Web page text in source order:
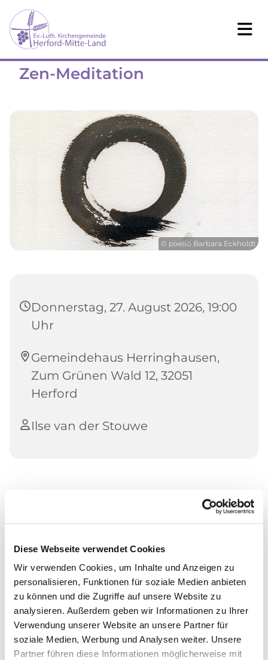
Diese Webseite verwendet Cookies
Wir verwenden Cookies, um Inhalte und Anzeigen zu
personalisieren, Funktionen für soziale Medien anbieten
zu können und die Zugriffe auf unsere Website zu
analysieren. Außerdem geben wir Informationen zu Ihrer
Verwendung unserer Website an unsere Partner für
soziale Medien, Werbung und Analysen weiter. Unsere
Partner führen diese Informationen möglicherweise mit
Zen-Meditation
© pixelio Barbara Eckholdt
Donnerstag, 27. August 2026, 19:00
Uhr
Gemeindehaus Herringhausen,
Zum Grünen Wald 12, 32051
Herford
Ilse van der Stouwe